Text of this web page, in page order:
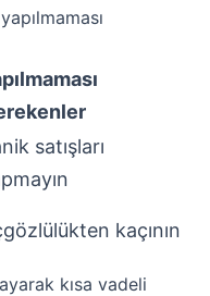
satışları
kaçının
kısa vadeli